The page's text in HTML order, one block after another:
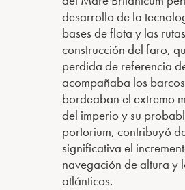
desarrollo de la
bases de flota y las
construcción del faro,
perdida de referencia
acompañaba los
bordeaban el extremo
del imperio y su
portorium, contribuyó
significativa el
navegación de altura y
atlánticos.